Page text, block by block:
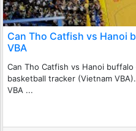
Can Tho Catfish vs Hanoi
VBA
Can Tho Catfish vs Hanoi
basketball tracker (Vietnam
VBA ...